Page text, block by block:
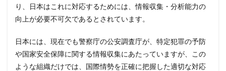
り、日本はこれに対応するためには、情報収集・分析能力の
向上が必要不可欠であるとされています。
日本には、現在でも警察庁の公安調査庁が、特定犯罪の予防
や国家安全保障に関する情報収集にあたっていますが、この
ような組織だけでは、国際情勢を正確に把握した適切な対応